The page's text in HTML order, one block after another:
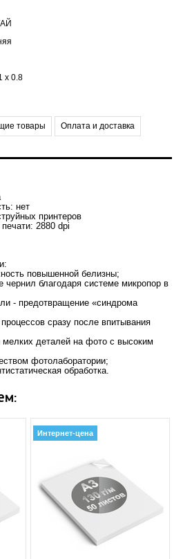
x 0.8
товары Оплата и доставка
нет
принтеров
2880 dpi
повышенной белизны;
чернил благодаря системе микропор в
- предотвращение «синдрома
сразу после впитывания
мелких деталей на фото с высоким
фотолаборатории;
обработка.
Интернет-цена